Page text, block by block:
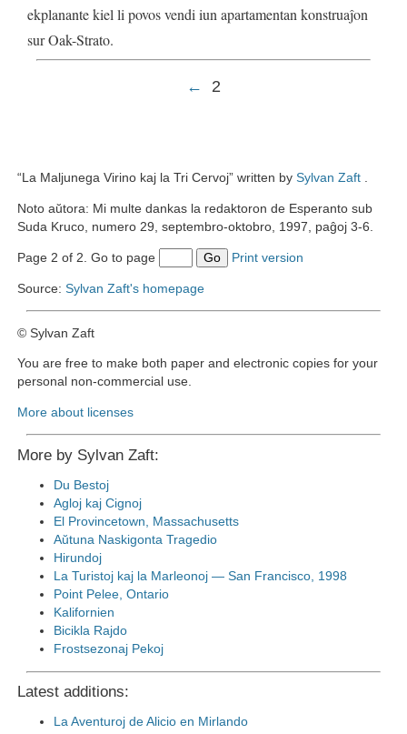
ekplanantekiellipovosvendiiunapartamentankonstruaĵon
surOak-Strato.
← 2
“La Maljunega Virino kaj la Tri Cervoj” written bySylvan Zaft .
Noto aŭtora: Mi multe dankas la redaktoron de Esperanto sub
Suda Kruco, numero 29, septembro-oktobro, 1997, paĝoj 3-6.
Page 2 of 2. Go to page Go Print version
Source:Sylvan Zaft's homepage
© Sylvan Zaft
You are free to make both paper and electronic copies for your
personal non-commercial use.
More about licenses
More by Sylvan Zaft:
Du Bestoj
Agloj kaj Cignoj
El Provincetown, Massachusetts
Aŭtuna Naskigonta Tragedio
Hirundoj
La Turistoj kaj la Marleonoj — San Francisco, 1998
Point Pelee, Ontario
Kalifornien
Bicikla Rajdo
Frostsezonaj Pekoj
Latest additions:
La Aventuroj de Alicio en Mirlando